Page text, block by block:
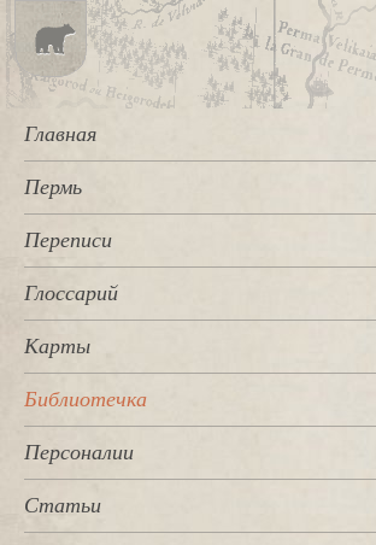
Главная
Пермь
Переписи
Глоссарий
Карты
Библиотечка
Персоналии
Статьи